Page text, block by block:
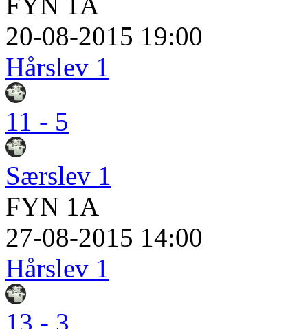
20-08-2015 19:00
Hårslev 1
11 - 5
Særslev 1
FYN 1A
27-08-2015 14:00
Hårslev 1
13 - 3